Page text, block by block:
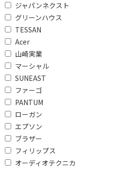
ジャパンネクスト
グリーンハウス
TESSAN
Acer
山崎実業
マーシャル
SUNEAST
ファーゴ
PANTUM
ローガン
エプソン
ブラザー
フィリップス
オーディオテクニカ
タッチパネルで絞り込む
タッチパネル対応
無線LANで絞り込む
7(be)ax/ac/n/a/g/b
Wi-Fi 6(ax)/ac/n/a/g/b
バッテリ駆動時間で絞り込む
15時間以上